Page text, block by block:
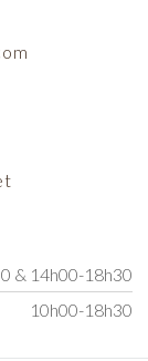
& 14h00-18h30
10h00-18h30